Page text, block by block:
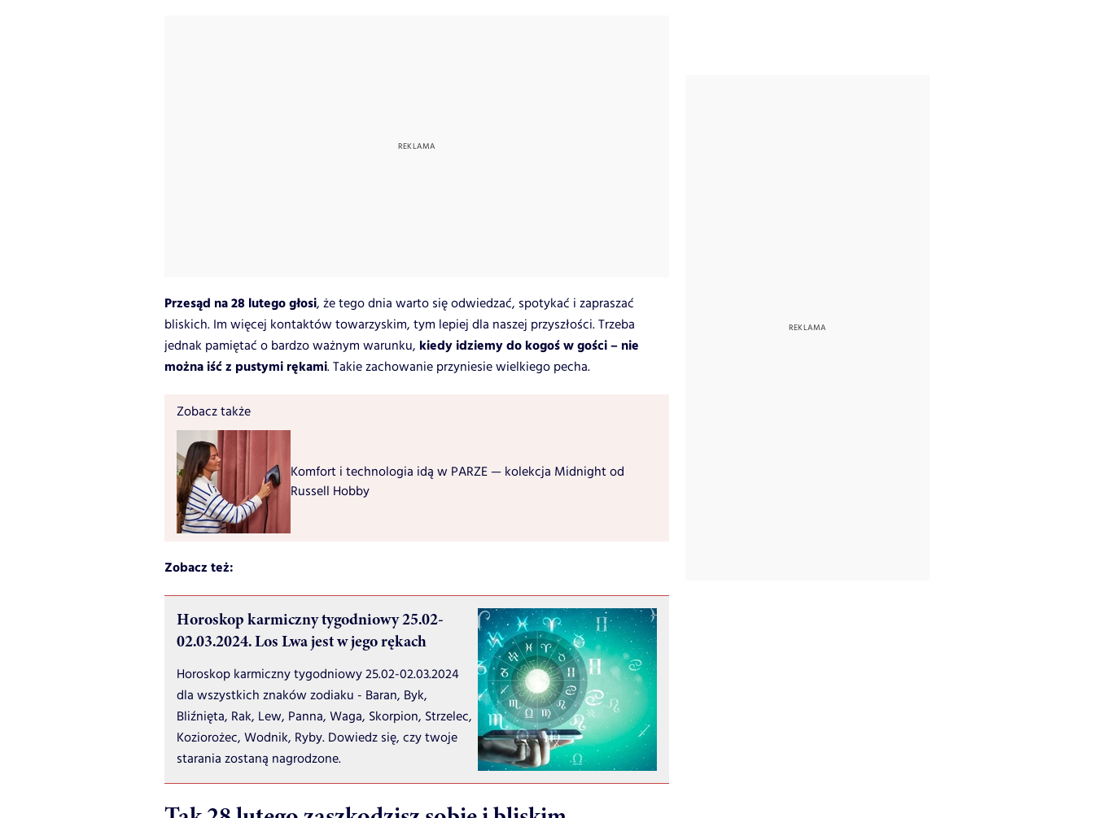
Przesąd na 28 lutego głosi, że tego dnia warto się odwiedzać, spotykać i zapraszać
bliskich. Im więcej kontaktów towarzyskim, tym lepiej dla naszej przyszłości. Trzeba
jednak pamiętać o bardzo ważnym warunku, kiedy idziemy do kogoś w gości – nie
można iść z pustymi rękami. Takie zachowanie przyniesie wielkiego pecha.
Zobacz także
Komfort i technologia idą w PARZE — kolekcja Midnight od
Russell Hobby
Zobacz też:
Horoskop karmiczny tygodniowy 25.02-
02.03.2024. Los Lwa jest w jego rękach
Horoskop karmiczny tygodniowy 25.02-02.03.2024
dla wszystkich znaków zodiaku - Baran, Byk,
Bliźnięta, Rak, Lew, Panna, Waga, Skorpion, Strzelec,
Koziorożec, Wodnik, Ryby. Dowiedz się, czy twoje
starania zostaną nagrodzone.